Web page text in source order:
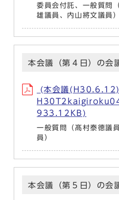
委員会付託、一般質問
雄議員、内山將文議員
本会議（第４日）の会
(本会議(H30.6.12)
933.12KB)
一般質問（髙村泰德議
員）
本会議（第５日）の会